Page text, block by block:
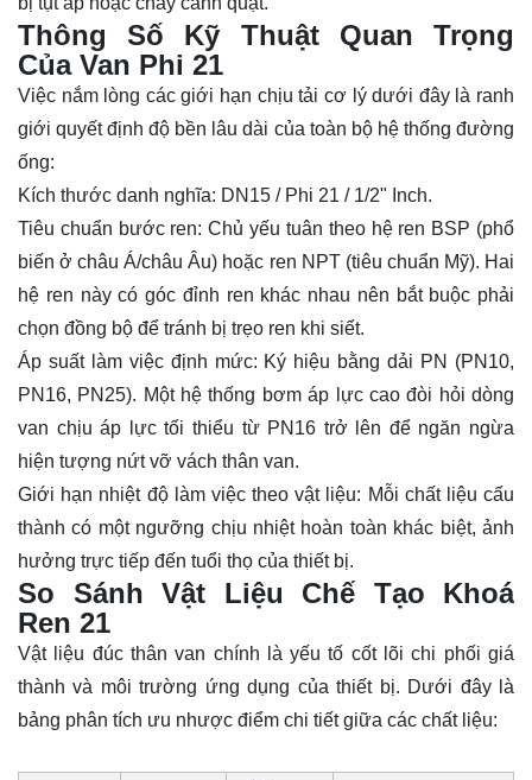
Thông Số Kỹ Thuật Quan Trọng
Của Van Phi 21
Việc nắm lòng các giới hạn chịu tải cơ lý dưới đây là ranh
giới quyết định độ bền lâu dài của toàn bộ hệ thống đường
ống:
Kích thước danh nghĩa: DN15 / Phi 21 / 1/2" Inch.
Tiêu chuẩn bước ren: Chủ yếu tuân theo hệ ren BSP (phổ
biến ở châu Á/châu Âu) hoặc ren NPT (tiêu chuẩn Mỹ). Hai
hệ ren này có góc đỉnh ren khác nhau nên bắt buộc phải
chọn đồng bộ để tránh bị trẹo ren khi siết.
Áp suất làm việc định mức: Ký hiệu bằng dải PN (PN10,
PN16, PN25). Một hệ thống bơm áp lực cao đòi hỏi dòng
van chịu áp lực tối thiểu từ PN16 trở lên để ngăn ngừa
hiện tượng nứt vỡ vách thân van.
Giới hạn nhiệt độ làm việc theo vật liệu: Mỗi chất liệu cấu
thành có một ngưỡng chịu nhiệt hoàn toàn khác biệt, ảnh
hưởng trực tiếp đến tuổi thọ của thiết bị.
So Sánh Vật Liệu Chế Tạo Khoá
Ren 21
Vật liệu đúc thân van chính là yếu tố cốt lõi chi phối giá
thành và môi trường ứng dụng của thiết bị. Dưới đây là
bảng phân tích ưu nhược điểm chi tiết giữa các chất liệu: